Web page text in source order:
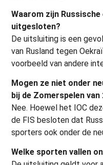
Waarom zijn
uitgesloten?
De uitsluiting is een
van Rusland tegen
voorbeeld van andere
Mogen ze niet onder
bij de Zomerspelen van
Nee. Hoewel het IOC
de FIS besloten dat
sporters ook onder de
Welke sporten vallen